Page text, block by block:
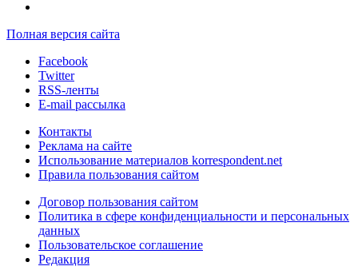
Полная версия сайта
Facebook
Twitter
RSS-ленты
E-mail рассылка
Контакты
Реклама на сайте
Использование материалов korrespondent.net
Правила пользования сайтом
Договор пользования сайтом
Политика в сфере конфиденциальности и персональных
данных
Пользовательское соглашение
Редакция